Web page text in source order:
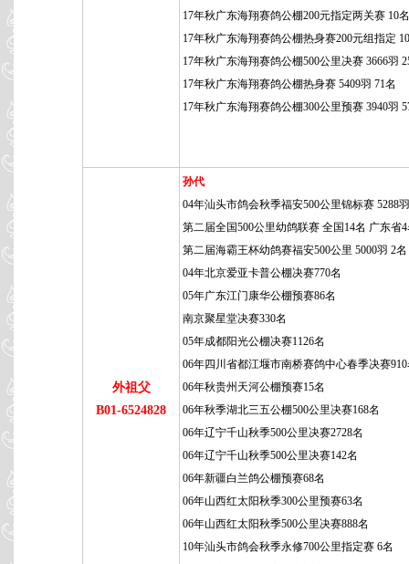
17年秋广东海翔赛鸽公棚200元指定两关赛 10名
17年秋广东海翔赛鸽公棚热身赛200元组指定
17年秋广东海翔赛鸽公棚500公里决赛 3666羽
17年秋广东海翔赛鸽公棚热身赛 5409羽 71名
17年秋广东海翔赛鸽公棚300公里预赛 3940羽
外祖父
B01-6524828
孙代
04年汕头市鸽会秋季福安500公里锦标赛 5288
第二届全国500公里幼鸽联赛 全国14名 广东省
第二届海霸王杯幼鸽赛福安500公里 5000羽 2名
04年北京爱亚卡普公棚决赛770名
05年广东江门康华公棚预赛86名
南京聚星堂决赛330名
05年成都阳光公棚决赛1126名
06年四川省都江堰市南桥赛鸽中心春季决赛
06年秋贵州天河公棚预赛15名
06年秋季湖北三五公棚500公里决赛168名
06年辽宁千山秋季500公里决赛2728名
06年辽宁千山秋季500公里决赛142名
06年新疆白兰鸽公棚预赛68名
06年山西红太阳秋季300公里预赛63名
06年山西红太阳秋季500公里决赛888名
10年汕头市鸽会秋季永修700公里指定赛 6名